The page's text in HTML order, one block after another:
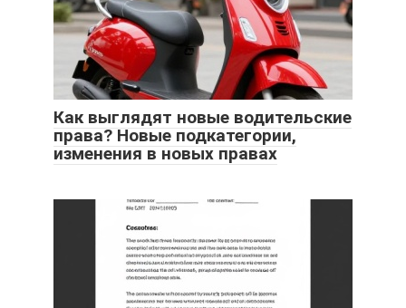
Как выглядят новые водительские
права? Новые подкатегории,
изменения в новых правах